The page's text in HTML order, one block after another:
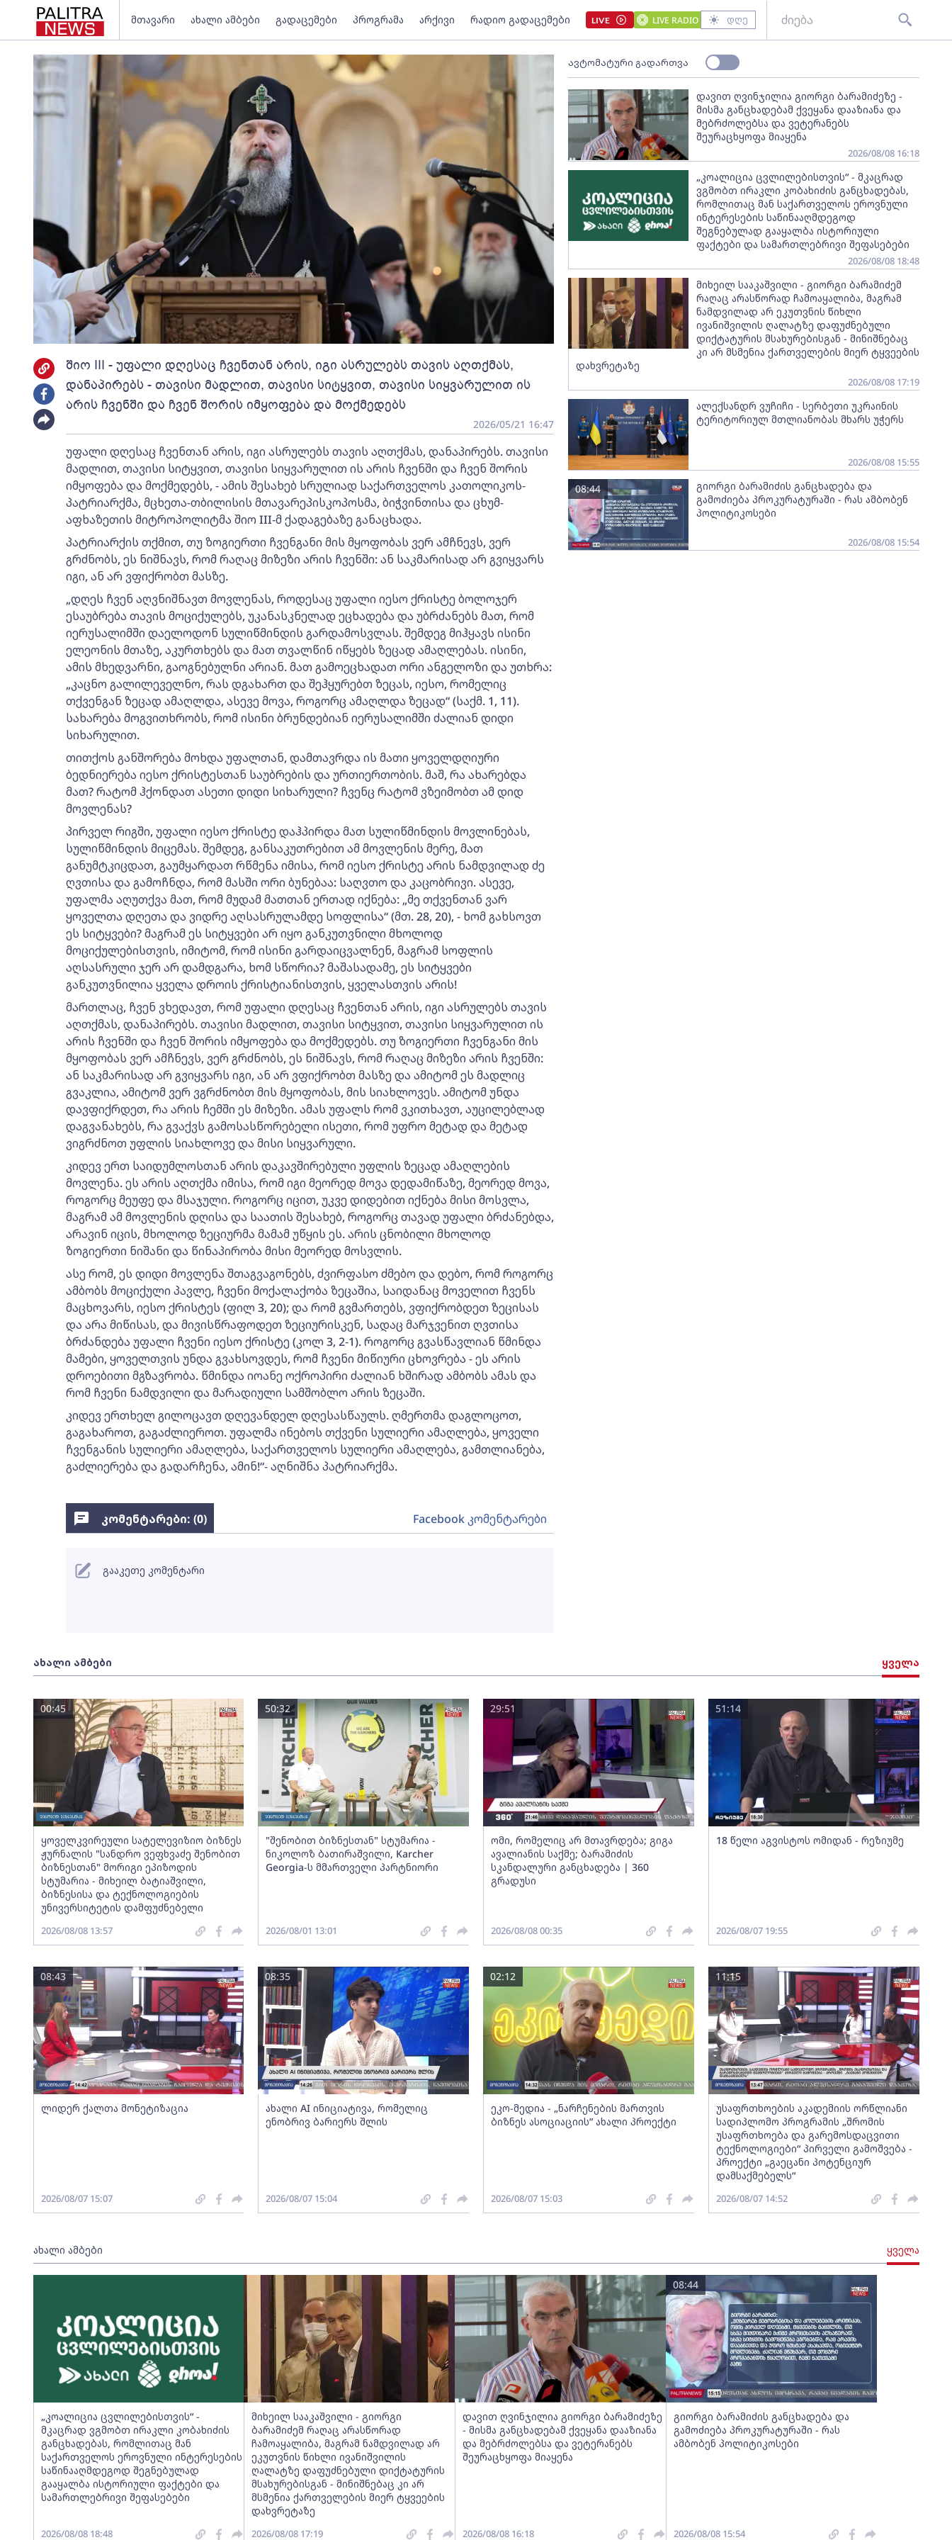
მთავარი ახალი ამბები გადაცემები პროგრამა არქივი რადიო გადაცემები LIVE LIVE RADIO დღე
შიო III - უფალი დღესაც ჩვენთან არის, იგი ასრულებს თავის აღთქმას,
დანაპირებს - თავისი მადლით, თავისი სიტყვით, თავისი სიყვარულით ის
არის ჩვენში და ჩვენ შორის იმყოფება და მოქმედებს
2026/05/21 16:47
უფალი დღესაც ჩვენთან არის, იგი ასრულებს თავის აღთქმას, დანაპირებს. თავისი
მადლით, თავისი სიტყვით, თავისი სიყვარულით ის არის ჩვენში და ჩვენ შორის
იმყოფება და მოქმედებს, - ამის შესახებ სრულიად საქართველოს კათოლიკოს-
პატრიარქმა, მცხეთა-თბილისის მთავარეპისკოპოსმა, ბიჭვინთისა და ცხუმ-
აფხაზეთის მიტროპოლიტმა შიო III-მ ქადაგებაზე განაცხადა.
პატრიარქის თქმით, თუ ზოგიერთი ჩვენგანი მის მყოფობას ვერ ამჩნევს, ვერ
გრძნობს, ეს ნიშნავს, რომ რაღაც მიზეზი არის ჩვენში: ან საკმარისად არ გვიყვარს
იგი, ან არ ვფიქრობთ მასზე.
„დღეს ჩვენ აღვნიშნავთ მოვლენას, როდესაც უფალი იესო ქრისტე ბოლოჯერ
ესაუბრება თავის მოციქულებს, უკანასკნელად ეცხადება და უბრძანებს მათ, რომ
იერუსალიმში დაელოდონ სულიწმინდის გარდამოსვლას. შემდეგ მიჰყავს ისინი
ელეონის მთაზე, აკურთხებს და მათ თვალწინ იწყებს ზეცად ამაღლებას. ისინი,
ამის მხედვარნი, გაოგნებულნი არიან. მათ გამოეცხადათ ორი ანგელოზი და უთხრა:
„კაცნო გალილეველნო, რას დგახართ და შეჰყურებთ ზეცას, იესო, რომელიც
თქვენგან ზეცად ამაღლდა, ასევე მოვა, როგორც ამაღლდა ზეცად“ (საქმ. 1, 11).
სახარება მოგვითხრობს, რომ ისინი ბრუნდებიან იერუსალიმში ძალიან დიდი
სიხარულით.
თითქოს განშორება მოხდა უფალთან, დამთავრდა ის მათი ყოველდღიური
ბედნიერება იესო ქრისტესთან საუბრების და ურთიერთობის. მაშ, რა ახარებდა
მათ? რატომ ჰქონდათ ასეთი დიდი სიხარული? ჩვენც რატომ ვზეიმობთ ამ დიდ
მოვლენას?
პირველ რიგში, უფალი იესო ქრისტე დაჰპირდა მათ სულიწმინდის მოვლინებას,
სულიწმინდის მიცემას. შემდეგ, განსაკუთრებით ამ მოვლენის მერე, მათ
განუმტკიცდათ, გაუმყარდათ რწმენა იმისა, რომ იესო ქრისტე არის ნამდვილად ძე
ღვთისა და გამოჩნდა, რომ მასში ორი ბუნებაა: საღვთო და კაცობრივი. ასევე,
უფალმა აღუთქვა მათ, რომ მუდამ მათთან ერთად იქნება: „მე თქვენთან ვარ
ყოველთა დღეთა და ვიდრე აღსასრულამდე სოფლისა“ (მთ. 28, 20), - ხომ გახსოვთ
ეს სიტყვები? მაგრამ ეს სიტყვები არ იყო განკუთვნილი მხოლოდ
მოციქულებისთვის, იმიტომ, რომ ისინი გარდაიცვალნენ, მაგრამ სოფლის
აღსასრული ჯერ არ დამდგარა, ხომ სწორია? მაშასადამე, ეს სიტყვები
განკუთვნილია ყველა დროის ქრისტიანისთვის, ყველასთვის არის!
მართლაც, ჩვენ ვხედავთ, რომ უფალი დღესაც ჩვენთან არის, იგი ასრულებს თავის
აღთქმას, დანაპირებს. თავისი მადლით, თავისი სიტყვით, თავისი სიყვარულით ის
არის ჩვენში და ჩვენ შორის იმყოფება და მოქმედებს. თუ ზოგიერთი ჩვენგანი მის
მყოფობას ვერ ამჩნევს, ვერ გრძნობს, ეს ნიშნავს, რომ რაღაც მიზეზი არის ჩვენში:
ან საკმარისად არ გვიყვარს იგი, ან არ ვფიქრობთ მასზე და ამიტომ ეს მადლიც
გვაკლია, ამიტომ ვერ ვგრძნობთ მის მყოფობას, მის სიახლოვეს. ამიტომ უნდა
დავფიქრდეთ, რა არის ჩემში ეს მიზეზი. ამას უფალს რომ ვკითხავთ, აუცილებლად
დაგვანახებს, რა გვაქვს გამოსასწორებელი ისეთი, რომ უფრო მეტად და მეტად
ვიგრძნოთ უფლის სიახლოვე და მისი სიყვარული.
კიდევ ერთ საიდუმლოსთან არის დაკავშირებული უფლის ზეცად ამაღლების
მოვლენა. ეს არის აღთქმა იმისა, რომ იგი მეორედ მოვა დედამიწაზე, მეორედ მოვა,
როგორც მეუფე და მსაჯული. როგორც იცით, უკვე დიდებით იქნება მისი მოსვლა,
მაგრამ ამ მოვლენის დღისა და საათის შესახებ, როგორც თავად უფალი ბრძანებდა,
არავინ იცის, მხოლოდ ზეციურმა მამამ უწყის ეს. არის ცნობილი მხოლოდ
ზოგიერთი ნიშანი და წინაპირობა მისი მეორედ მოსვლის.
ასე რომ, ეს დიდი მოვლენა შთაგვაგონებს, ძვირფასო ძმებო და დებო, რომ როგორც
ამბობს მოციქული პავლე, ჩვენი მოქალაქობა ზეცაშია, საიდანაც მოველით ჩვენს
მაცხოვარს, იესო ქრისტეს (ფილ 3, 20); და რომ გვმართებს, ვფიქრობდეთ ზეცისას
და არა მიწისას, და მივისწრაფოდეთ ზეციურისკენ, სადაც მარჯვენით ღვთისა
ბრძანდება უფალი ჩვენი იესო ქრისტე (კოლ 3, 2-1). როგორც გვასწავლიან წმინდა
მამები, ყოველთვის უნდა გვახსოვდეს, რომ ჩვენი მიწიური ცხოვრება - ეს არის
დროებითი მგზავრობა. წმინდა იოანე ოქროპირი ძალიან ხშირად ამბობს ამას და
რომ ჩვენი ნამდვილი და მარადიული სამშობლო არის ზეცაში.
კიდევ ერთხელ გილოცავთ დღევანდელ დღესასწაულს. ღმერთმა დაგლოცოთ,
გაგახაროთ, გაგაძლიეროთ. უფალმა ინებოს თქვენი სულიერი ამაღლება, ყოველი
ჩვენგანის სულიერი ამაღლება, საქართველოს სულიერი ამაღლება, გამთლიანება,
გაძლიერება და გადარჩენა, ამინ!“- აღნიშნა პატრიარქმა.
ავტომატური გადართვა
დავით ღვინჯილია გიორგი ბარამიძეზე -
მისმა განცხადებამ ქვეყანა დააზიანა და
მებრძოლებსა და ვეტერანებს
შეურაცხყოფა მიაყენა
2026/08/08 16:18
„კოალიცია ცვლილებისთვის“ - მკაცრად
ვგმობთ ირაკლი კობახიძის განცხადებას,
რომლითაც მან საქართველოს ეროვნული
ინტერესების საწინააღმდეგოდ
შეგნებულად გააყალბა ისტორიული
ფაქტები და სამართლებრივი შეფასებები
2026/08/08 18:48
მიხეილ სააკაშვილი - გიორგი ბარამიძემ
რაღაც არასწორად ჩამოაყალიბა, მაგრამ
ნამდვილად არ ეკუთვნის წიხლი
ივანიშვილის ღალატზე დაფუძნებული
დიქტატურის მსახურებისგან - მინიშნებაც
კი არ მსმენია ქართველების მიერ ტყვეების
დახვრეტაზე
2026/08/08 17:19
ალექსანდრ ვუჩიჩი - სერბეთი უკრაინის
ტერიტორიულ მთლიანობას მხარს უჭერს
2026/08/08 15:55
გიორგი ბარამიძის განცხადება და
გამოძიება პროკურატურაში - რას ამბობენ
პოლიტიკოსები
08:44
2026/08/08 15:54
ახალი ამბები ყველა
ყოველკვირეული სატელევიზიო ბიზნეს
ჟურნალის "სანდრო ვეფხვაძე შენობით
ბიზნესთან" მორიგი ეპიზოდის
სტუმარია - მიხეილ ბატიაშვილი,
ბიზნესისა და ტექნოლოგიების
უნივერსიტეტის დამფუძნებელი
00:45
2026/08/08 13:57
"შენობით ბიზნესთან" სტუმარია -
ნიკოლოზ ბათირაშვილი, Karcher
Georgia-ს მმართველი პარტნიორი
50:32
2026/08/01 13:01
ომი, რომელიც არ მთავრდება; გიგა
ავალიანის საქმე; ბარამიძის
სკანდალური განცხადება | 360
გრადუსი
29:51
2026/08/08 00:35
18 წელი აგვისტოს ომიდან - რეზიუმე
51:14
2026/08/07 19:55
ლიდერ ქალთა მონეტიზაცია
08:43
2026/08/07 15:07
ახალი AI ინიციატივა, რომელიც
ენობრივ ბარიერს შლის
08:35
2026/08/07 15:04
ეკო-მედია - „ნარჩენების მართვის
ბიზნეს ასოციაციის” ახალი პროექტი
02:12
2026/08/07 15:03
უსაფრთხოების აკადემიის ორწლიანი
სადიპლომო პროგრამის „შრომის
უსაფრთხოება და გარემოსდაცვითი
ტექნოლოგიები“ პირველი გამოშვება -
პროექტი „გაეცანი პოტენციურ
დამსაქმებელს“
11:15
2026/08/07 14:52
ახალი ამბები ყველა
„კოალიცია ცვლილებისთვის“ -
მკაცრად ვგმობთ ირაკლი კობახიძის
განცხადებას, რომლითაც მან
საქართველოს ეროვნული ინტერესების
საწინააღმდეგოდ შეგნებულად
გააყალბა ისტორიული ფაქტები და
სამართლებრივი შეფასებები
2026/08/08 18:48
მიხეილ სააკაშვილი - გიორგი
ბარამიძემ რაღაც არასწორად
ჩამოაყალიბა, მაგრამ ნამდვილად არ
ეკუთვნის წიხლი ივანიშვილის
ღალატზე დაფუძნებული დიქტატურის
მსახურებისგან - მინიშნებაც კი არ
მსმენია ქართველების მიერ ტყვეების
დახვრეტაზე
2026/08/08 17:19
დავით ღვინჯილია გიორგი ბარამიძეზე
- მისმა განცხადებამ ქვეყანა დააზიანა
და მებრძოლებსა და ვეტერანებს
შეურაცხყოფა მიაყენა
2026/08/08 16:18
გიორგი ბარამიძის განცხადება და
გამოძიება პროკურატურაში - რას
ამბობენ პოლიტიკოსები
08:44
2026/08/08 15:54
კომენტარები: (0) Facebook კომენტარები
გააკეთე კომენტარი